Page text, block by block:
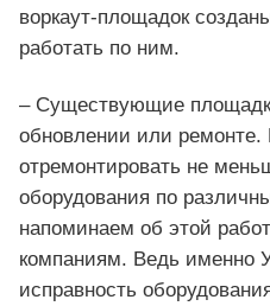
воркаут-площадок
работать по ним.
– Существующие
обновлении или
отремонтировать не
оборудования по
напоминаем об этой
компаниям. Ведь именно
исправность